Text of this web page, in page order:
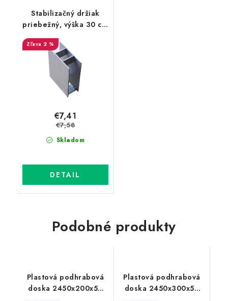
Stabilizačný držiak
priebežný, výška 30 cm
2 %
Skladom
€7,41
€7,58
DETAIL
Podobné produkty
Plastová podhrabová
doska 2450x200x50
Plastová podhrabová
doska 2450x300x50